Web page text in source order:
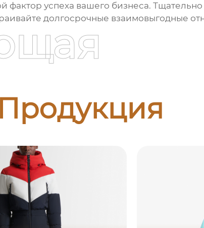
фактор успеха вашего бизнеса.
долгосрочные взаимовыгодные
Продукция